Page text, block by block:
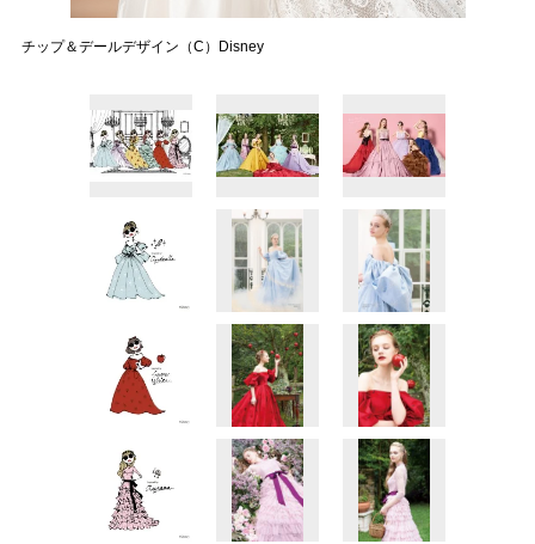
チップ＆デールデザイン（C）Disney